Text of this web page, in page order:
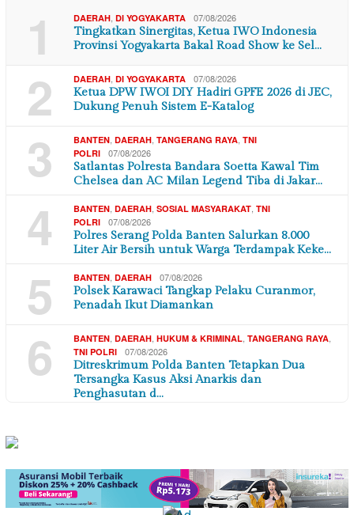
1 DAERAH DI YOGYAKARTA 07/08/2026
Tingkatkan Sinergitas, Ketua IWO Indonesia
Provinsi Yogyakarta Bakal Road Show ke Sel…
2 DAERAH DI YOGYAKARTA 07/08/2026
Ketua DPW IWOI DIY Hadiri GPFE 2026 di JEC,
Dukung Penuh Sistem E-Katalog
3 BANTEN DAERAH TANGERANG RAYA TNI
POLRI
07/08/2026
Satlantas Polresta Bandara Soetta Kawal Tim
Chelsea dan AC Milan Legend Tiba di Jakar…
4 BANTEN DAERAH SOSIAL MASYARAKAT TNI
POLRI
07/08/2026
Polres Serang Polda Banten Salurkan 8.000
Liter Air Bersih untuk Warga Terdampak Keke…
5 BANTEN DAERAH 07/08/2026
Polsek Karawaci Tangkap Pelaku Curanmor,
Penadah Ikut Diamankan
6 BANTEN DAERAH HUKUM & KRIMINAL TANGERANG RAYA
TNI POLRI 07/08/2026
Ditreskrimum Polda Banten Tetapkan Dua
Tersangka Kasus Aksi Anarkis dan
Penghasutan d…